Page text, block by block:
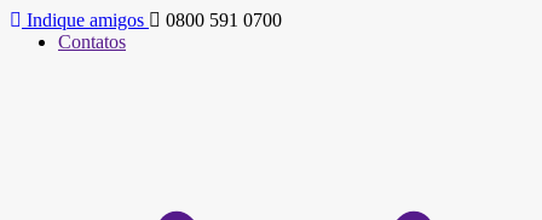
Indique amigos
0800 591 0700
Contatos